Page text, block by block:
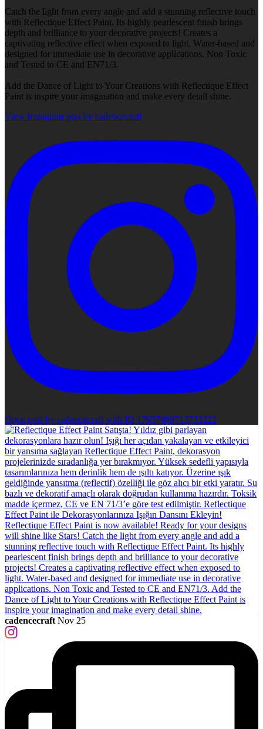
Catch the light from every angle and add a stunning reflective touch
with Reflectique Effect Paint. Its highly pearlescent finish brings
depth and brilliance to your decorative projects! Creates a
captivating reflective effect when exposed to light. Water-based and
designed for immediate use in decorative applications. Non Toxic
and Tested to CE and EN71/3.
Add the Dance of Light to Your Creations with Reflectique Effect
Paint is inspire your imagination and make every detail shine.
View Instagram post by cadencecraft
Open post by cadencecraft with ID 17957469713733222
cadencecraft Nov 25